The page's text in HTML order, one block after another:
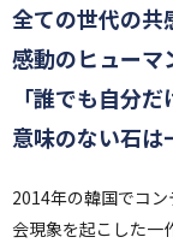
全ての世代の共
感動のヒューマ
「誰でも自分
意味のない石は
2014年の韓国でコ
会現象を起こした一